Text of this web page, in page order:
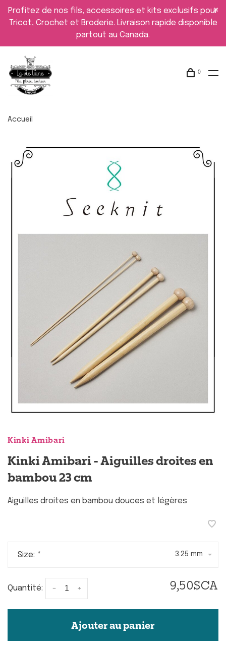
Profitez de nos fils, accessoires et kits exclusifs pour
Tricot, Crochet et Broderie. Livraison rapide disponible
partout au Canada.
0
Accueil
Kinki Amibari
Kinki Amibari - Aiguilles droites en
bambou 23 cm
Aiguilles droites en bambou douces et légères
Size: * 3.25 mm
Quantité: +
- 9,50$CA
Ajouter au panier